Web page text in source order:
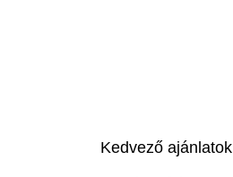
Kedvező ajánlatok